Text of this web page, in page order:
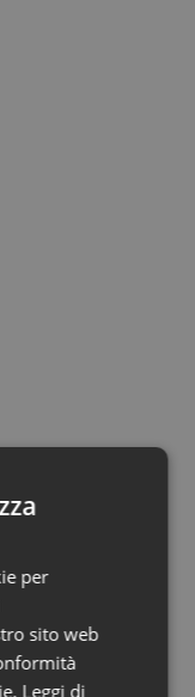
per
sito web
Leggi di